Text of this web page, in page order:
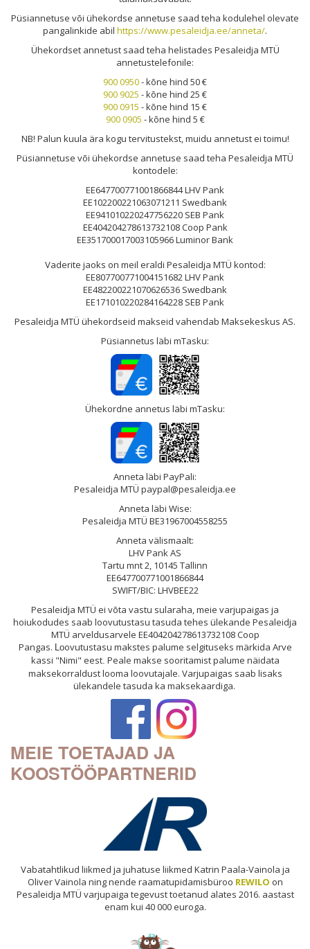
Püsiannetuse või ühekordse annetuse saad teha kodulehel olevate
pangalinkide abil https://www.pesaleidja.ee/anneta/.
Ühekordset annetust saad teha helistades Pesaleidja MTÜ
annetustelefonile:
900 0950- kõne hind 50 €
900 9025 - kõne hind 25 €
900 0915 - kõne hind 15 €
900 0905 - kõne hind 5 €
NB! Palun kuula ära kogu tervitustekst, muidu annetust ei toimu!
Püsiannetuse või ühekordse annetuse saad teha Pesaleidja MTÜ
kontodele:
EE647700771001866844 LHV Pank
EE102200221063071211 Swedbank
EE941010220247756220 SEB Pank
EE404204278613732108 Coop Pank
EE351700017003105966 Luminor Bank
Vaderite jaoks on meil eraldi Pesaleidja MTÜ kontod:
EE807700771004151682 LHV Pank
EE482200221070626536 Swedbank
EE171010220284164228 SEB Pank
Pesaleidja MTÜ ühekordseid makseid vahendab Maksekeskus AS.
Püsiannetus läbi mTasku:
Ühekordne annetus läbi mTasku:
Anneta läbi PayPali:
Pesaleidja MTÜ paypal@pesaleidja.ee
Anneta läbi Wise:
Pesaleidja MTÜ BE31967004558255
Anneta välismaalt:
LHV Pank AS
Tartu mnt 2, 10145 Tallinn
EE647700771001866844
SWIFT/BIC: LHVBEE22
Pesaleidja MTÜ ei võta vastu sularaha, meie varjupaigas ja
hoiukodudes saab loovutustasu tasuda tehes ülekande Pesaleidja
MTÜ arveldusarvele EE404204278613732108 Coop
Pangas. Loovutustasu makstes palume selgituseks märkida Arve
kassi "Nimi" eest. Peale makse sooritamist palume näidata
maksekorraldust looma loovutajale. Varjupaigas saab lisaks
ülekandele tasuda ka maksekaardiga.
MEIE TOETAJAD JA
KOOSTÖÖPARTNERID
Vabatahtlikud liikmed ja juhatuse liikmed Katrin Paala-Vainola ja
Oliver Vainola ning nende raamatupidamisbüroo REWILO on
Pesaleidja MTÜ varjupaiga tegevust toetanud alates 2016. aastast
enam kui 40 000 euroga.